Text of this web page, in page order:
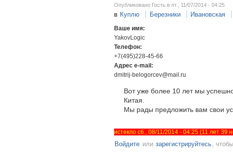
Опубликовано Гость в пт., 11/07/2014 - 04:25
в Куплю Березники Ивановская
Ваше имя:
YakovLogic
Телефон:
+7(495)228-45-66
Адрес e-mail:
dmitrij-belogorcev@mail.ru
Вот уже более 10 лет мы
Китая.
Мы рады предложить вам свои
истекло сб., 08/11/2014 - 04:25 (11 лет 39
Войдите или зарегистрируйтесь ,